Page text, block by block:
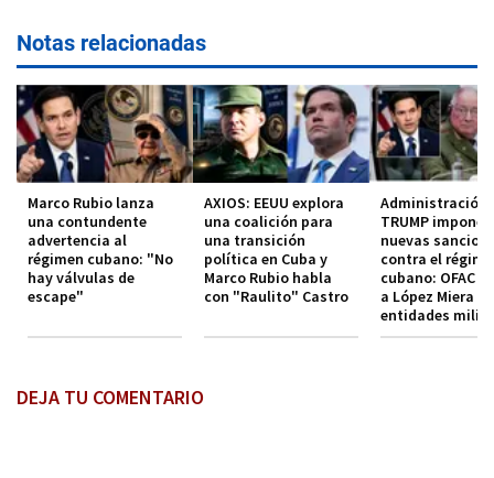
Notas relacionadas
Marco Rubio lanza
una contundente
advertencia al
régimen cubano: "No
hay válvulas de
escape"
AXIOS: EEUU explora
una coalición para
una transición
política en Cuba y
Marco Rubio habla
con "Raulito" Castro
Administración
TRUMP impone
nuevas
contra el
cubano: OFAC
a López Miera y
entidades
DEJA TU COMENTARIO